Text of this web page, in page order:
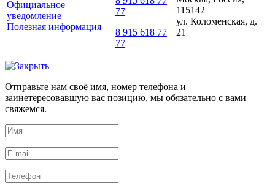
Официальное
уведомление
Полезная информация
77
8 915 618 77
77
115142
ул. Коломенская, д.
21
Отправьте нам своё имя, номер телефона и
заинетересовавшую вас позицию, мы обязательно с вами
свяжемся.